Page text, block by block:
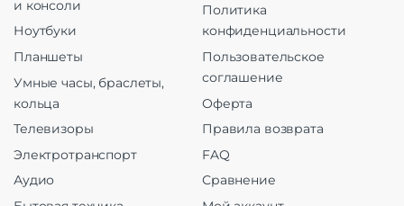
и консоли
Ноутбуки
Планшеты
Умные часы, браслеты,
кольца
Телевизоры
Электротранспорт
Аудио
Политика
конфиденциальности
Пользовательское
соглашение
Оферта
Правила возврата
FAQ
Сравнение